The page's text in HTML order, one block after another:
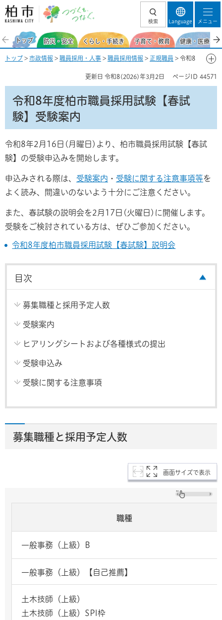
柏市 つづくを、
検索 Language メニュー
トップ 防災・安全 くらし・手続き 子育て・教育 健康・医療・
トップ > 市政情報 > 職員採用・人事 > 職員採用情報 > 正規職員 > 令和8
更新日 令和8(2026)年3月2日 ページID 44571
令和8年度柏市職員採用試験【春試
験】受験案内
令和8年2月16日(月曜日)より、柏市職員採用試験【春試
験】の受験申込みを開始します。
申込みされる際は、 受験案内 ・ 受験に関する注意事項等を
よく読み、間違いのないよう十分にご注意ください。
また、春試験の説明会を2月17日(火曜日)に開催します。
受験をご検討されている方は、ぜひご参加ください。
令和8年度柏市職員採用試験【春試験】説明会
目次
募集職種と採用予定人数
受験案内
ヒアリングシートおよび各種様式の提出
受験申込み
受験に関する注意事項
募集職種と採用予定人数
画面サイズで表示
職種
一般事務（上級）B
一般事務（上級）【自己推薦】
土木技師（上級）
土木技師（上級）SPI枠